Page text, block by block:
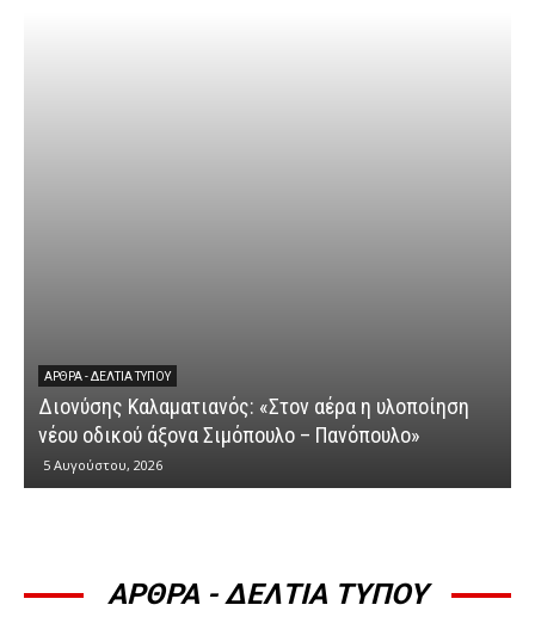
ΆΡΘΡΑ - ΔΕΛΤΊΑ ΤΎΠΟΥ
Διονύσης Καλαματιανός: «Στον αέρα η υλοποίηση
νέου οδικού άξονα Σιμόπουλο – Πανόπουλο»
5 Αυγούστου, 2026
ΑΡΘΡΑ - ΔΕΛΤΙΑ ΤΥΠΟΥ
ΆΡΘΡΑ - ΔΕΛΤΊΑ ΤΎΠΟΥ